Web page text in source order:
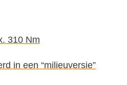
310 Nm
in een “milieuversie”